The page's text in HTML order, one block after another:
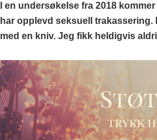
I en undersøkelse fra 2018
har opplevd seksuell
med en kniv. Jeg fikk heldigvis